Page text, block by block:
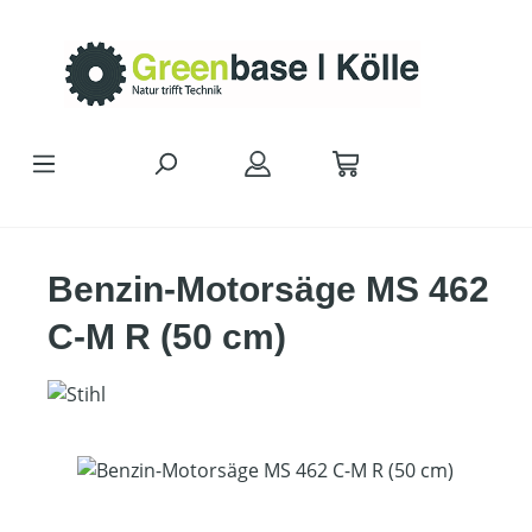
Benzin-Motorsäge MS 462
C-M R (50 cm)
Bildergalerie überspringen